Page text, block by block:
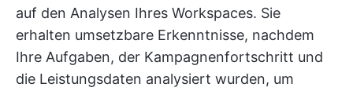
auf den Analysen Ihres Workspaces. Sie
erhalten umsetzbare Erkenntnisse, nachdem
Ihre Aufgaben, der Kampagnenfortschritt und
die Leistungsdaten analysiert wurden, um